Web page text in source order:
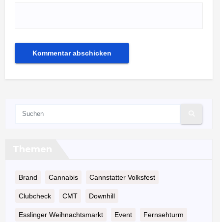
Brand Cannabis Cannstatter Volksfest
Clubcheck CMT Downhill
Esslinger Weihnachtsmarkt Event Fernsehturm